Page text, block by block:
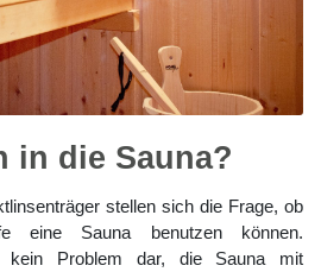
in die Sauna?
stellen sich die Frage, ob
eine Sauna benutzen können.
kein Problem dar, die Sauna mit